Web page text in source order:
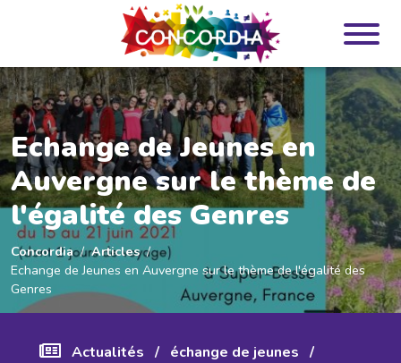
Echange de Jeunes en
Auvergne sur le thème de
l'égalité des Genres
Concordia
Articles
Echange de Jeunes en Auvergne sur le thème de l'égalité des
Genres
Actualités / échange de jeunes /
Panneau de gestion des cookies